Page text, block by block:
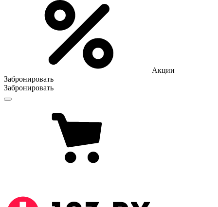
Акции
Забронировать
Забронировать